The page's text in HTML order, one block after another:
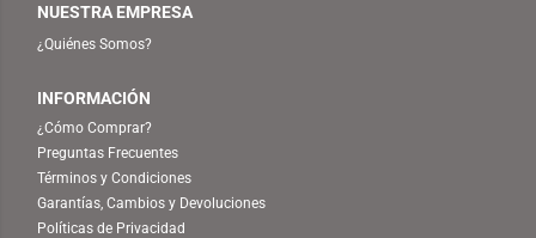
NUESTRA EMPRESA
¿Quiénes Somos?
INFORMACIÓN
¿Cómo Comprar?
Preguntas Frecuentes
Términos y Condiciones
Garantías, Cambios y Devoluciones
Políticas de Privacidad